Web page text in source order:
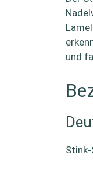
und